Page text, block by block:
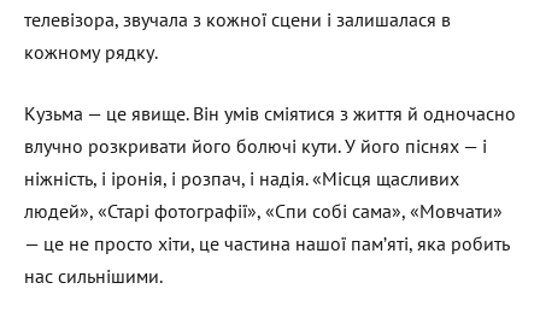
телевізора, звучала з кожної сцени і залишалася в
кожному рядку.
Кузьма — це явище. Він умів сміятися з життя й одночасно
влучно розкривати його болючі кути. У його піснях — і
ніжність, і іронія, і розпач, і надія. «Місця щасливих
людей», «Старі фотографії», «Спи собі сама», «Мовчати»
— це не просто хіти, це частина нашої пам’яті, яка робить
нас сильнішими.